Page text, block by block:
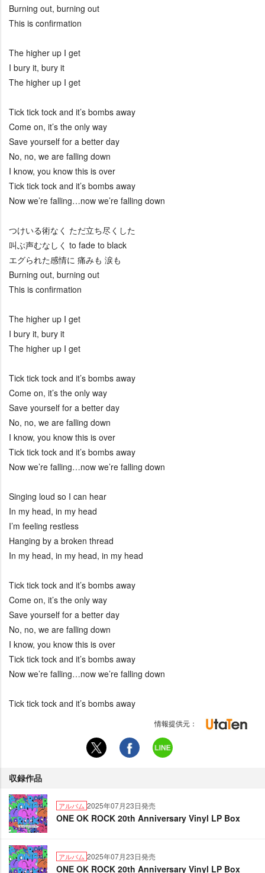
Burning out, burning out
This is confirmation
The higher up I get
I bury it, bury it
The higher up I get
Tick tick tock and it’s bombs away
Come on, it’s the only way
Save yourself for a better day
No, no, we are falling down
I know, you know this is over
Tick tick tock and it’s bombs away
Now we’re falling…now we’re falling down
つけいる術なく ただ立ち尽くした
叫ぶ声むなしく to fade to black
エグられた感情に 痛みも 涙も
Burning out, burning out
This is confirmation
The higher up I get
I bury it, bury it
The higher up I get
Tick tick tock and it’s bombs away
Come on, it’s the only way
Save yourself for a better day
No, no, we are falling down
I know, you know this is over
Tick tick tock and it’s bombs away
Now we’re falling…now we’re falling down
Singing loud so I can hear
In my head, in my head
I’m feeling restless
Hanging by a broken thread
In my head, in my head, in my head
Tick tick tock and it’s bombs away
Come on, it’s the only way
Save yourself for a better day
No, no, we are falling down
I know, you know this is over
Tick tick tock and it’s bombs away
Now we’re falling…now we’re falling down
Tick tick tock and it’s bombs away
情報提供元：
収録作品
アルバム 2025年07月23日発売
ONE OK ROCK 20th Anniversary Vinyl LP Box
アルバム 2025年07月23日発売
ONE OK ROCK 20th Anniversary Vinyl LP Box